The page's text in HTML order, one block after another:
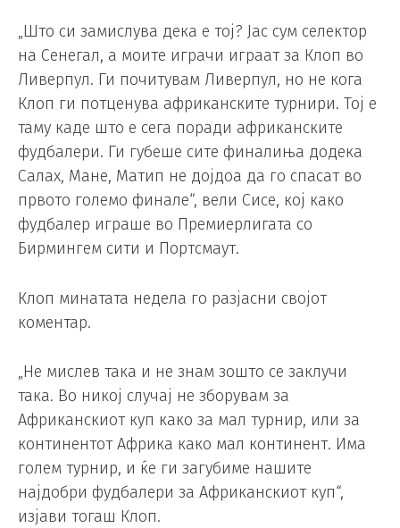
„Што си замислува дека е тој? Јас сум селектор
на Сенегал, а моите играчи играат за Клоп во
Ливерпул. Ги почитувам Ливерпул, но не кога
Клоп ги потценува африканските турнири. Тој е
таму каде што е сега поради африканските
фудбалери. Ги губеше сите финалиња додека
Салах, Мане, Матип не дојдоа да го спасат во
првото големо финале“, вели Сисе, кој како
фудбалер играше во Премиерлигата со
Бирмингем сити и Портсмаут.
Клоп минатата недела го разјасни својот
коментар.
„Не мислев така и не знам зошто се заклучи
така. Во никој случај не зборувам за
Африканскиот куп како за мал турнир, или за
континентот Африка како мал континент. Има
голем турнир, и ќе ги загубиме нашите
најдобри фудбалери за Африканскиот куп“,
изјави тогаш Клоп.